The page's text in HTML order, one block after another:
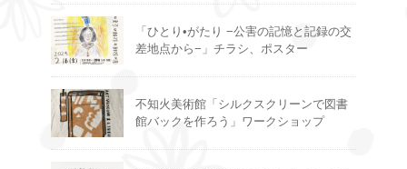
「ひとり•がたり −公害の記憶と記録の交
差地点から−」チラシ、ポスター
不知火美術館「シルクスクリーンで図書
館バックを作ろう」ワークショップ